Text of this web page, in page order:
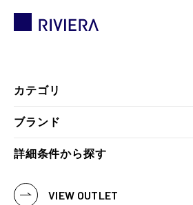
カテゴリ
ブランド
詳細条件から探す
VIEW OUTLET